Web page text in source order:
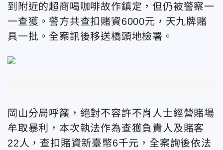
到附近的超商喝咖啡故作鎮定，但仍被警察一
一查獲。警方共查扣賭資6000元，天九牌賭
具一批。全案訊後移送橋頭地檢署。
岡山分局呼籲，絕對不容許不肖人士經營賭場
牟取暴利，本次執法作為查獲負責人及賭客
22人，查扣賭資新臺幣6千元，全案詢後依法